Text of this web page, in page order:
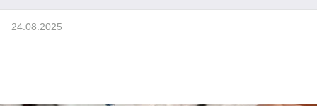
24.08.2025